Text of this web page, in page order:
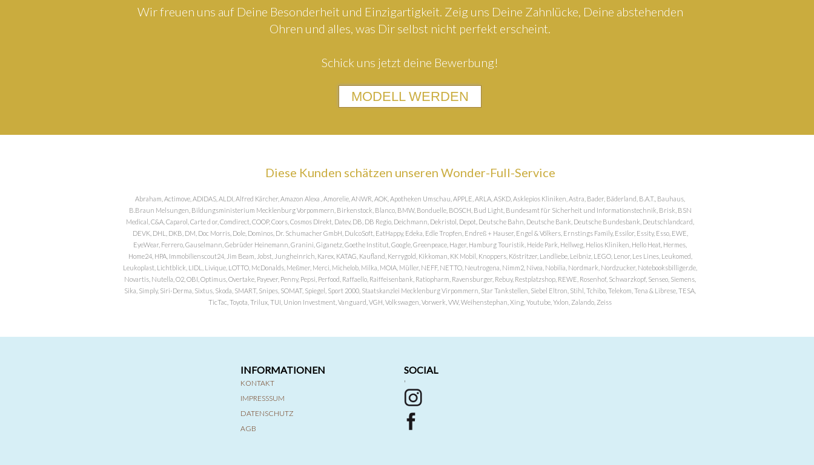
Wir freuen uns auf Deine Besonderheit und Einzigartigkeit. Zeig uns Deine Zahnlücke, Deine abstehenden
Ohren und alles, was Dir selbst nicht perfekt erscheint.
Schick uns jetzt deine Bewerbung!
MODELL WERDEN
Diese Kunden schätzen unseren Wonder-Full-Service
Abraham, Actimove, ADIDAS, ALDI, Alfred Kärcher, Amazon Alexa , Amorelie, ANWR, AOK, Apotheken Umschau, APPLE, ARLA, ASKD, Asklepios Kliniken, Astra, Bader, Bäderland, B.A.T., Bauhaus,
B.Braun Melsungen, Bildungsministerium Mecklenburg Vorpommern, Birkenstock, Blanco, BMW, Bonduelle, BOSCH, Bud Light, Bundesamt für Sicherheit und Informationstechnik, Brisk, BSN
Medical, C&A, Caparol, Carte d or, Comdirect, COOP, Coors, Cosmos DIrekt, Datev, DB, DB Regio, Deichmann, Dekristol, Depot, Deutsche Bahn, Deutsche Bank, Deutsche Bundesbank, Deutschlandcard,
DEVK, DHL, DKB, DM, Doc Morris, Dole, Dominos, Dr. Schumacher GmbH, DulcoSoft, EatHappy, Edeka, Edle Tropfen, Endreß + Hauser, Engel & Völkers, Ernstings Family, Essilor, Essity, Esso, EWE,
EyeWear, Ferrero, Gauselmann, Gebrüder Heinemann, Granini, Giganetz, Goethe Institut, Google, Greenpeace, Hager, Hamburg Touristik, Heide Park, Hellweg, Helios Kliniken, Hello Heat, Hermes,
Home24, HPA, Immobilienscout24, Jim Beam, Jobst, Jungheinrich, Karex, KATAG, Kaufland, Kerrygold, Kikkoman, KK Mobil, Knoppers, Köstritzer, Landliebe, Leibniz, LEGO, Lenor, Les Lines, Leukomed,
Leukoplast, Lichtblick, LIDL, Livique, LOTTO, McDonalds, Meßmer, Merci, Michelob, Milka, MOIA, Müller, NEFF, NETTO, Neutrogena, Nimm2, Nivea, Nobilia, Nordmark, Nordzucker, Notebooksbilliger.de,
Novartis, Nutella, O2, OBI, Optimus, Overtake, Payever, Penny, Pepsi, Perfood, Raffaello, Raiffeisenbank, Ratiopharm, Ravensburger, Rebuy, Restplatzshop, REWE, Rosenhof, Schwarzkopf, Senseo, Siemens,
Sika, Simply, Siri-Derma, Sixtus, Skoda, SMART, Snipes, SOMAT, Spiegel, Sport 2000, Staatskanzlei Mecklenburg Virpommern, Star Tankstellen, Siebel Eltron, Stihl, Tchibo, Telekom, Tena & Librese, TESA,
TicTac, Toyota, Trilux, TUI, Union Investment, Vanguard, VGH, Volkswagen, Vorwerk, VW, Weihenstephan, Xing, Youtube, Yxlon, Zalando, Zeiss
INFORMATIONEN
KONTAKT
IMPRESSSUM
DATENSCHUTZ
AGB
SOCIAL
'